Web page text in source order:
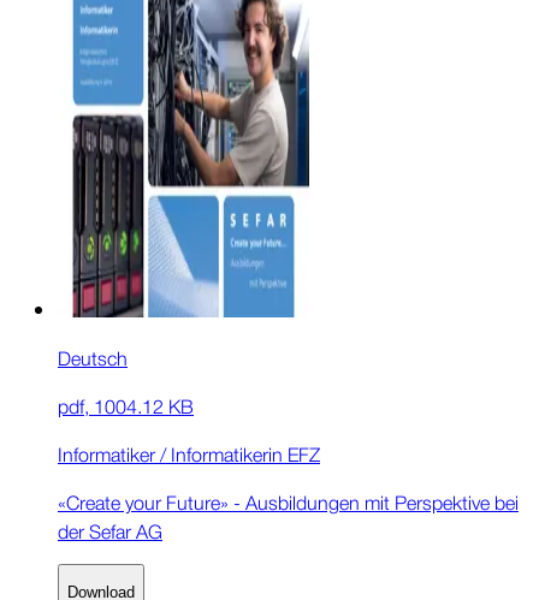
Deutsch
pdf, 1004.12 KB
Informatiker / Informatikerin EFZ
«Create your Future» - Ausbildungen mit Perspektive bei
der Sefar AG
Download